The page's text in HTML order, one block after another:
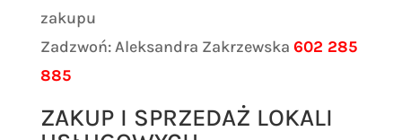
zakupu
Zadzwoń: Aleksandra Zakrzewska 602 285
885
ZAKUP I SPRZEDAŻ LOKALI